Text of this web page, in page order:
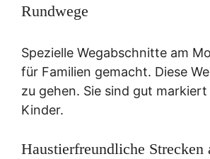
Rundwege
Spezielle Wegabschnitte am
für Familien gemacht. Diese
zu gehen. Sie sind gut
Kinder.
Haustierfreundliche Strecken